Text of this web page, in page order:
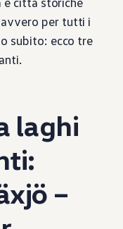
per tutti i
subito: ecco tre
laghi
–